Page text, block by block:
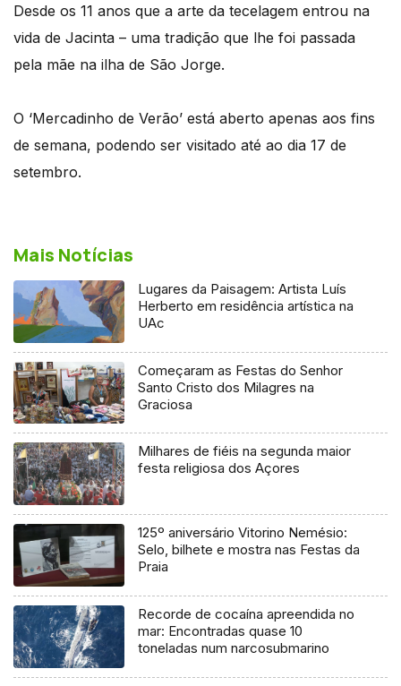
Desde os 11 anos que a arte da tecelagem entrou na
vida de Jacinta – uma tradição que lhe foi passada
pela mãe na ilha de São Jorge.
O ‘Mercadinho de Verão’ está aberto apenas aos fins
de semana, podendo ser visitado até ao dia 17 de
setembro.
Mais Notícias
Lugares da Paisagem: Artista Luís
Herberto em residência artística na
UAc
Começaram as Festas do Senhor
Santo Cristo dos Milagres na
Graciosa
Milhares de fiéis na segunda maior
festa religiosa dos Açores
125º aniversário Vitorino Nemésio:
Selo, bilhete e mostra nas Festas da
Praia
Recorde de cocaína apreendida no
mar: Encontradas quase 10
toneladas num narcosubmarino